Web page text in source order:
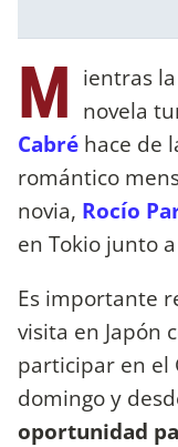
M ientras la
novela
Cabré hace de
romántico
novia, Rocío
en Tokio junto
Es importante
visita en Japón
participar en el
domingo y
oportunidad